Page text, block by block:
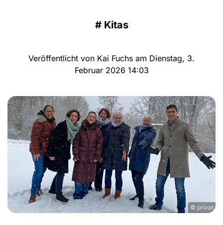
# Kitas
Veröffentlicht von Kai Fuchs am Dienstag, 3.
Februar 2026 14:03
© privat